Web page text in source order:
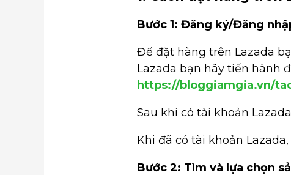
Bước 1: Đăng ký/Đăng
Để đặt hàng trên Lazada
Lazada bạn hãy tiến hành
https://bloggiamgia.vn/
Sau khi có tài khoản
Khi đã có tài khoản
Bước 2: Tìm và lựa chọn